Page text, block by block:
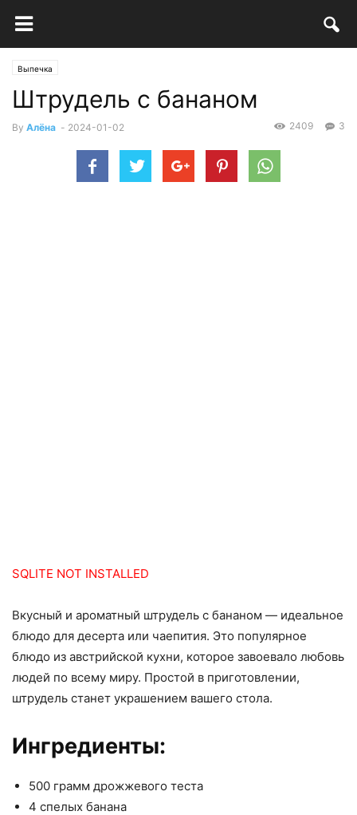
Выпечка
Штрудель с бананом
By Алёна - 2024-01-02 3
2409
SQLITE NOT INSTALLED
Вкусный и ароматный штрудель с бананом — идеальное
блюдо для десерта или чаепития. Это популярное
блюдо из австрийской кухни, которое завоевало любовь
людей по всему миру. Простой в приготовлении,
штрудель станет украшением вашего стола.
Ингредиенты:
500 грамм дрожжевого теста
4 спелых банана